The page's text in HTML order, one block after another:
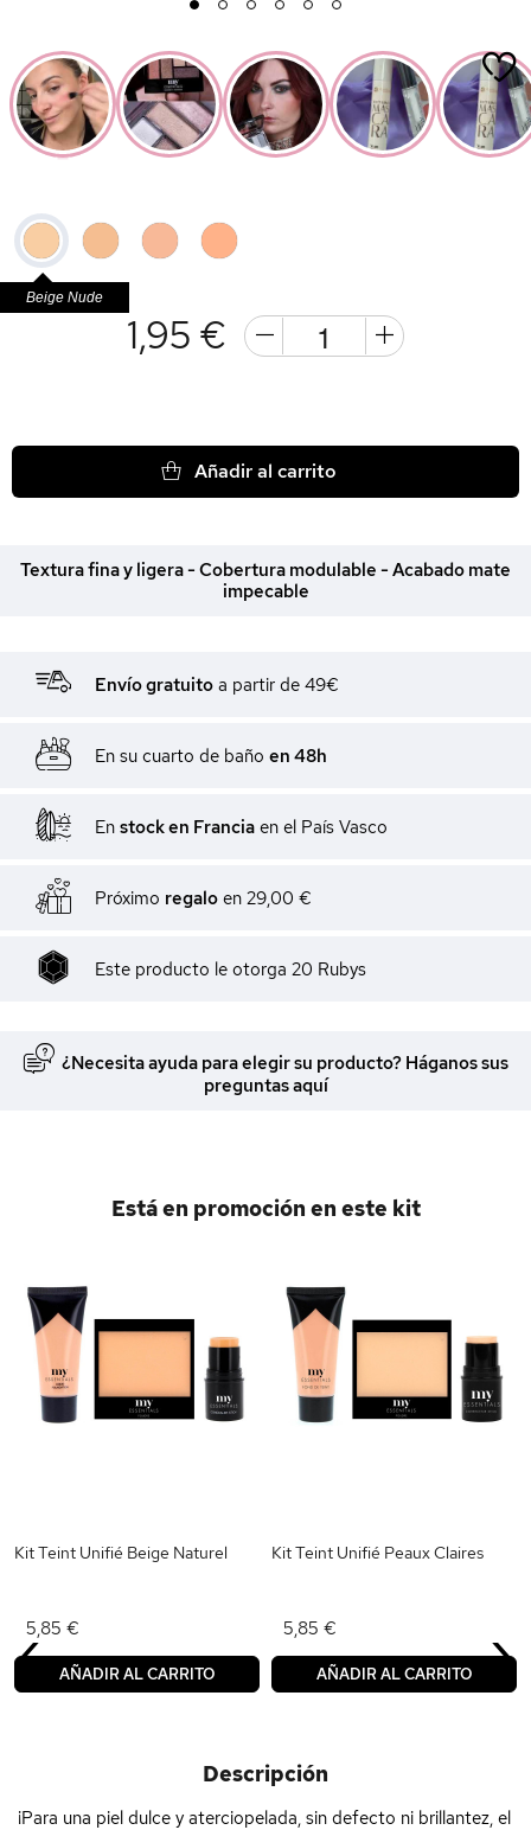
1 2 3 4 5 6
1,95 €
Añadir al carrito
Textura fina y ligera - Cobertura modulable - Acabado mate
impecable
Envío gratuito a partir de 49€
En su cuarto de baño en 48h
En stock en Francia en el País Vasco
Próximo regalo en 29,00 €
Este producto le otorga 20 Rubys
¿Necesita ayuda para elegir su producto? Háganos sus
preguntas aquí
Está en promoción en este kit
Kit Teint Unifié Beige Naturel
5,85 €
AÑADIR AL CARRITO
Kit Teint Unifié Peaux Claires
5,85 €
AÑADIR AL CARRITO
‹ ›
Descripción
¡Para una piel dulce y aterciopelada, sin defecto ni brillantez, el
Beige Nude